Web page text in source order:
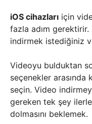
iOS cihazları için
fazla adım gerektirir.
indirmek istediğiniz
Videoyu bulduktan
seçenekler arasında
seçin. Video
gereken tek şey
dolmasını beklemek.